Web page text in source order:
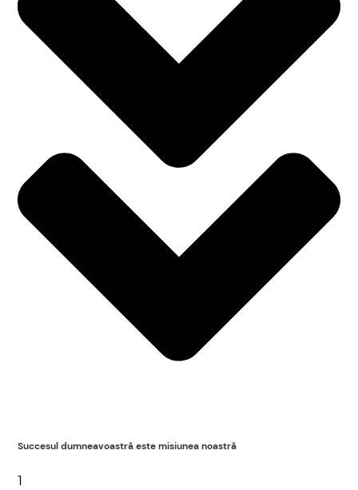
Succesul dumneavoastră este misiunea noastră
1